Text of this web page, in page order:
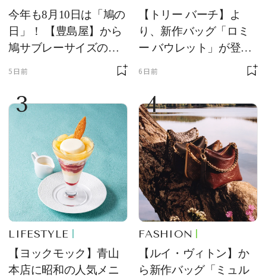
今年も8月10日は「鳩の
日」！ 【豊島屋】から
鳩サブレーサイズのポ
ーチ「はとっこ」を限
5日前
【トリー バーチ】よ
り、新作バッグ「ロミ
ー バウレット」が登
場！ デザイン性と収納
6日前
3
LIFESTYLE
【ヨックモック】青山
本店に昭和の人気メニ
4
FASHION
【ルイ・ヴィトン】か
ら新作バッグ「ミュル